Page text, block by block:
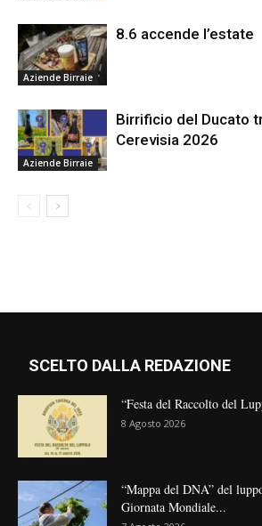
Aziende Birraie
8.6 accende l’estate
Aziende Birraie
Birrificio del Ducato
Cerevisia 2026
SCELTO DALLA REDAZIONE
“Festa del Raccolto del
8 Agosto 2026
“Mappa del DNA” del
Giornata Mondiale...